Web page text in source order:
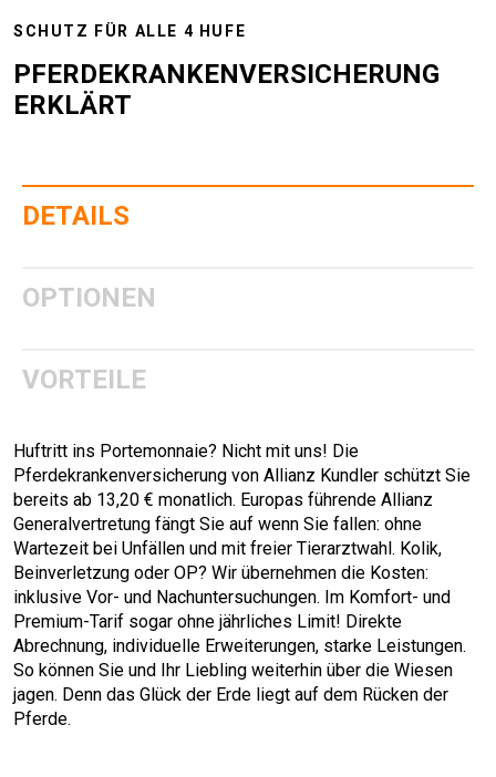
SCHUTZ FÜR ALLE 4 HUFE
PFERDEKRANKENVERSICHERUNG
ERKLÄRT
DETAILS
OPTIONEN
VORTEILE
Huftritt ins Portemonnaie? Nicht mit uns! Die
Pferdekrankenversicherung von Allianz Kundler schützt Sie
bereits ab 13,20 € monatlich. Europas führende Allianz
Generalvertretung fängt Sie auf wenn Sie fallen: ohne
Wartezeit bei Unfällen und mit freier Tierarztwahl. Kolik,
Beinverletzung oder OP? Wir übernehmen die Kosten:
inklusive Vor- und Nachuntersuchungen. Im Komfort- und
Premium-Tarif sogar ohne jährliches Limit! Direkte
Abrechnung, individuelle Erweiterungen, starke Leistungen.
So können Sie und Ihr Liebling weiterhin über die Wiesen
jagen. Denn das Glück der Erde liegt auf dem Rücken der
Pferde.